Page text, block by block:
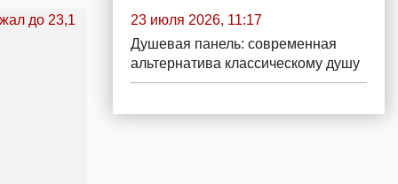
23 июля 2026, 11:17
Душевая панель: современная
альтернатива классическому душу